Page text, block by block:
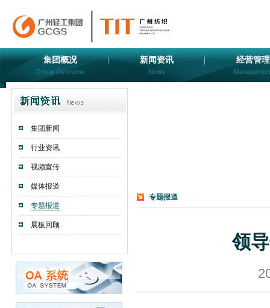
集团概况
Group Overview
新闻资讯
News
经营管理
集团新闻
行业资讯
视频宣传
媒体报道
专题报道
展板回顾
专题报道
领